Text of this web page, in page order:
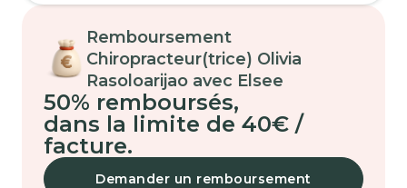
Remboursement
Chiropracteur(trice) Olivia
Rasoloarijao avec Elsee
50% remboursés,
dans la limite de 40€ /
facture.
Demander un remboursement